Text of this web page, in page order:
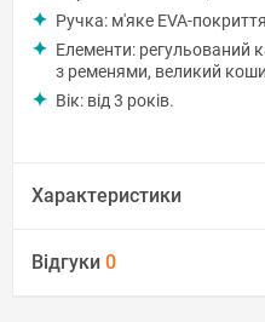
Ручка: м'яке EVA-
Елементи: регульований
з ременями, великий
Вік: від 3 років.
Характеристики
Відгуки 0